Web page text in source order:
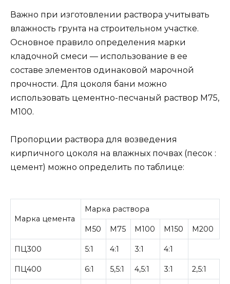
Важно при изготовлении раствора учитывать
влажность грунта на строительном участке.
Основное правило определения марки
кладочной смеси — использование в ее
составе элементов одинаковой марочной
прочности. Для цоколя бани можно
использовать цементно-песчаный раствор М75,
М100.
Пропорции раствора для возведения
кирпичного цоколя на влажных почвах (песок :
цемент) можно определить по таблице:
Марка цемента
Марка раствора
М50 М75 М100 М150 М200
ПЦ300 5:1 4:1 3:1 4:1
ПЦ400 6:1 5,5:1 4,5:1 3:1 2,5:1